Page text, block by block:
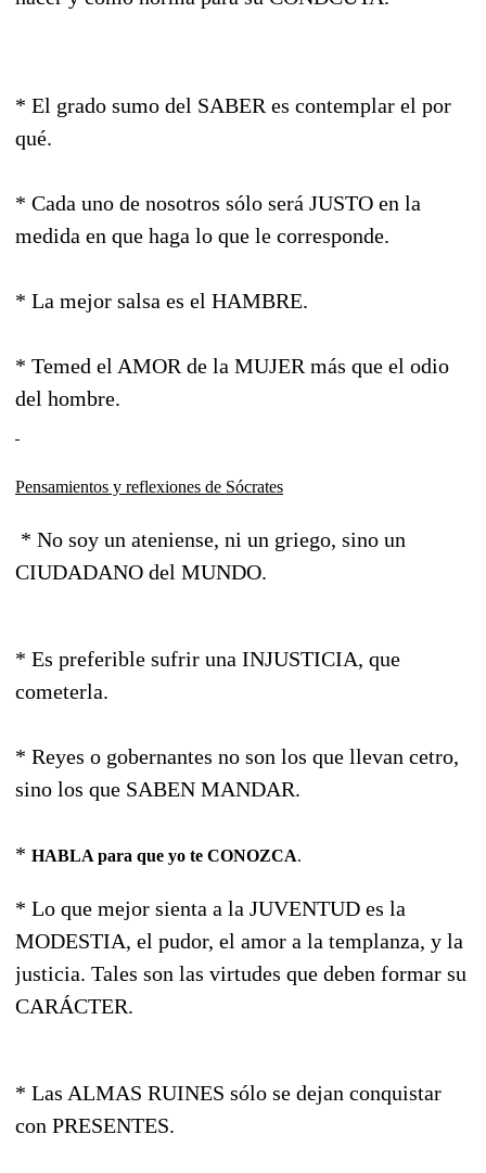
* El grado sumo del SABER es contemplar el por
qué.
* Cada uno de nosotros sólo será JUSTO en la
medida en que haga lo que le corresponde.
* La mejor salsa es el HAMBRE.
* Temed el AMOR de la MUJER más que el odio
del hombre.
Pensamientos y reflexiones de Sócrates
* No soy un ateniense, ni un griego, sino un
CIUDADANO del MUNDO.
* Es preferible sufrir una INJUSTICIA, que
cometerla.
* Reyes o gobernantes no son los que llevan cetro,
sino los que SABEN MANDAR.
* HABLA para que yo te CONOZCA.
* Lo que mejor sienta a la JUVENTUD es la
MODESTIA, el pudor, el amor a la templanza, y la
justicia. Tales son las virtudes que deben formar su
CARÁCTER.
* Las ALMAS RUINES sólo se dejan conquistar
con PRESENTES.